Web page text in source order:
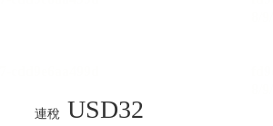
連稅 USD32